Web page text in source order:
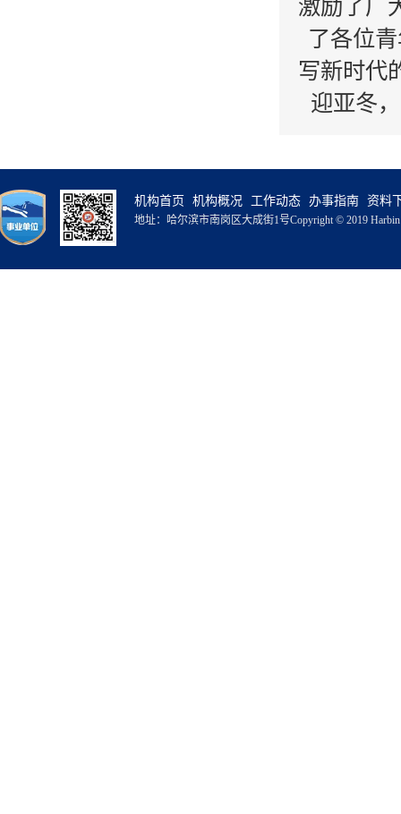
激励了广
了各位
写新时代
迎亚冬
机构首页 机构概况 工作动态 办事指南 资料
地址：哈尔滨市南岗区大成街1号Copyright © 2019